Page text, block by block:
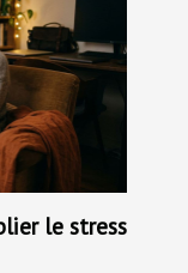
le stress